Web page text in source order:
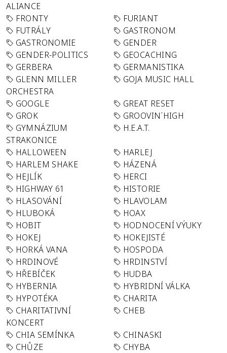
ALIANCE
FRONTY
FURIANT
FUTRÁLY
GASTRONOM
GASTRONOMIE
GENDER
GENDER-POLITICS
GEOCACHING
GERBERA
GERMANISTIKA
GLENN MILLER
ORCHESTRA
GOJA MUSIC HALL
GOOGLE
GREAT RESET
GROK
GROOVIN´HIGH
GYMNÁZIUM
STRAKONICE
H.E.A.T.
HALLOWEEN
HARLEJ
HARLEM SHAKE
HÁZENÁ
HEJLÍK
HERCI
HIGHWAY 61
HISTORIE
HLASOVÁNÍ
HLAVOLAM
HLUBOKÁ
HOAX
HOBIT
HODNOCENÍ VÝUKY
HOKEJ
HOKEJISTÉ
HORKÁ VANA
HOSPODA
HRDINOVÉ
HRDINSTVÍ
HŘEBÍČEK
HUDBA
HYBERNIA
HYBRIDNÍ VÁLKA
HYPOTÉKA
CHARITA
CHARITATIVNÍ
KONCERT
CHEB
CHIA SEMÍNKA
CHINASKI
CHŮZE
CHYBA